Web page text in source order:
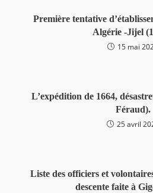
Première tentative
Algérie -Jijel
15 mai
L’expédition de 1664,
Féraud).
25 avril
Liste des officiers et
descente faite à